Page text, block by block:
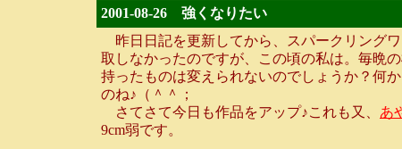
2001-08-26 強くなりたい
昨日日記を更新してから、スパークリング
取しなかったのですが、この頃の私は。毎晩
持ったものは変えられないのでしょうか？何
のね♪（＾＾；
さてさて今日も作品をアップ♪これも又、 あ
9cm弱です。